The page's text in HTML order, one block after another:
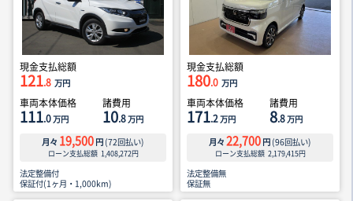
現金支払総額
121.8 万円
車両本体価格
111.0万円
諸費用
10.8万円
月々 19,500 円 (72回払い)
ローン支払総額 1,408,272円
法定整備付
保証付(1ヶ月・1,000km)
現金支払総額
180.0 万円
車両本体価格
171.2万円
諸費用
8.8万円
月々 22,700 円 (96回払い)
ローン支払総額 2,179,415円
法定整備無
保証無